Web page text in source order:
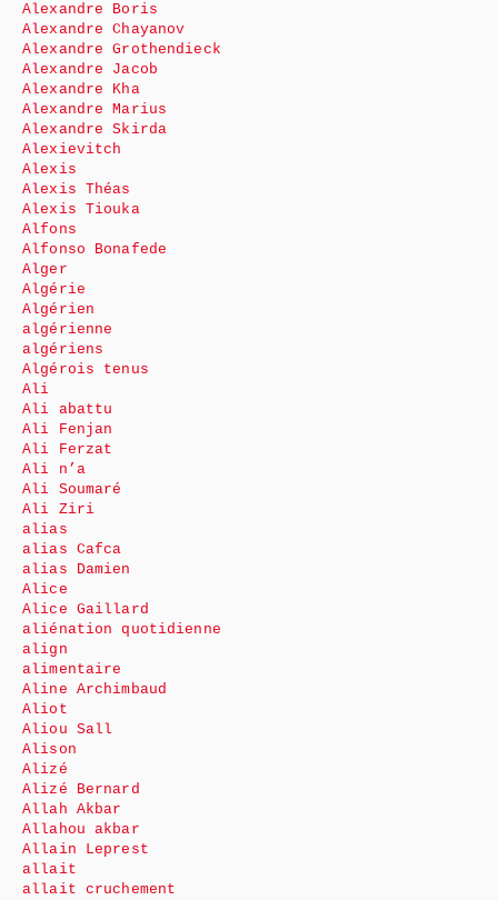
Alexandre Boris
Alexandre Chayanov
Alexandre Grothendieck
Alexandre Jacob
Alexandre Kha
Alexandre Marius
Alexandre Skirda
Alexievitch
Alexis
Alexis Théas
Alexis Tiouka
Alfons
Alfonso Bonafede
Alger
Algérie
Algérien
algérienne
algériens
Algérois tenus
Ali
Ali abattu
Ali Fenjan
Ali Ferzat
Ali n’a
Ali Soumaré
Ali Ziri
alias
alias Cafca
alias Damien
Alice
Alice Gaillard
aliénation quotidienne
align
alimentaire
Aline Archimbaud
Aliot
Aliou Sall
Alison
Alizé
Alizé Bernard
Allah Akbar
Allahou akbar
Allain Leprest
allait
allait cruchement